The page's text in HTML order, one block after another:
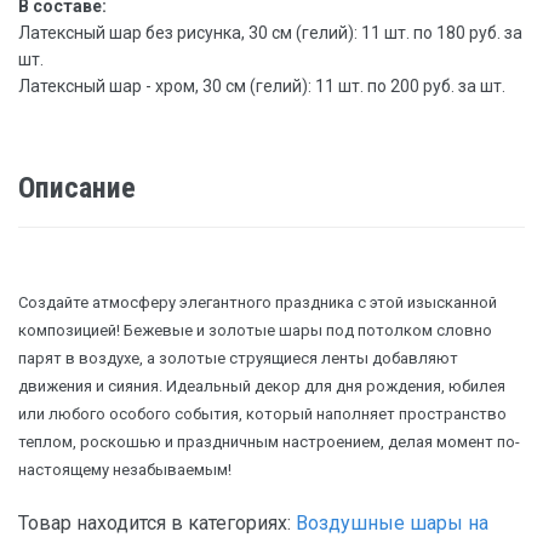
В составе:
Латексный шар без рисунка, 30 см (гелий): 11 шт. по 180 руб. за
шт.
Латексный шар - хром, 30 см (гелий): 11 шт. по 200 руб. за шт.
Описание
Создайте атмосферу элегантного праздника с этой изысканной
композицией! Бежевые и золотые шары под потолком словно
парят в воздухе, а золотые струящиеся ленты добавляют
движения и сияния. Идеальный декор для дня рождения, юбилея
или любого особого события, который наполняет пространство
теплом, роскошью и праздничным настроением, делая момент по-
настоящему незабываемым!
Товар находится в категориях: Воздушные шары на